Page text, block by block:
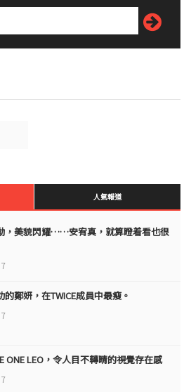
人氣報道
，美貌閃耀……安宥真，就算瞪着看也很
鄭妍，在TWICE成員中最瘦。
ONE LEO，令人目不轉睛的視覺存在感